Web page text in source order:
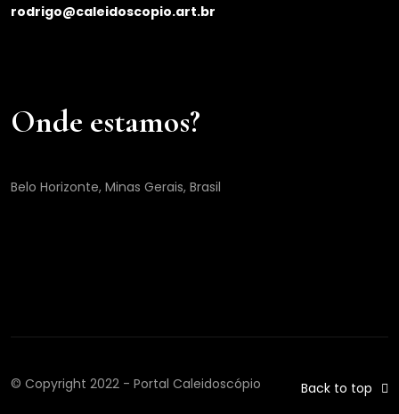
rodrigo@caleidoscopio.art.br
Onde estamos?
Belo Horizonte, Minas Gerais, Brasil
© Copyright 2022 - Portal Caleidoscópio Back to top